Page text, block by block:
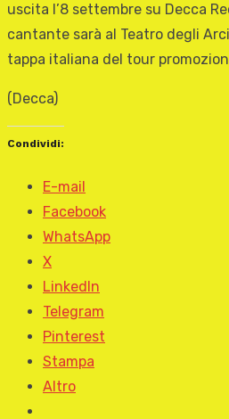
uscita l’8 settembre su Decca
cantante sarà al Teatro degli
tappa italiana del tour
(Decca)
Condividi:
E-mail
Facebook
WhatsApp
X
LinkedIn
Telegram
Pinterest
Stampa
Altro